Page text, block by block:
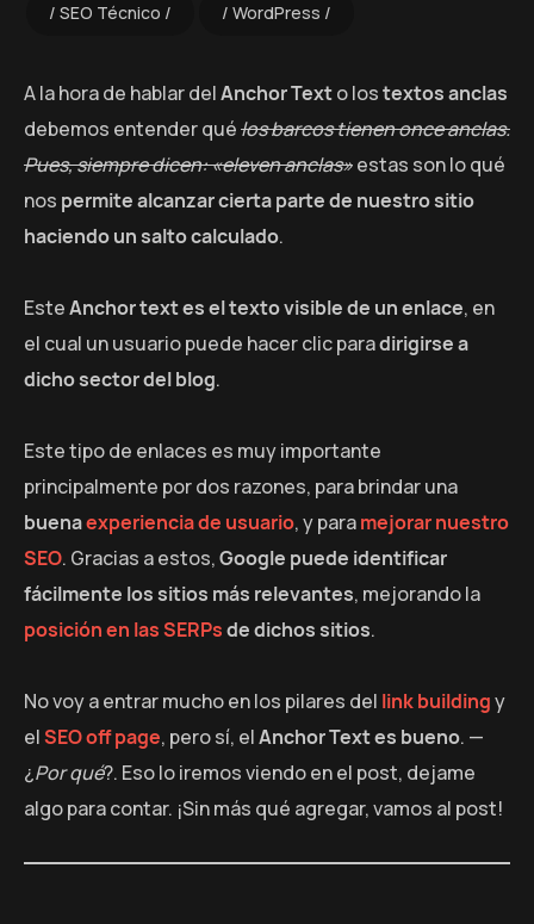
SEO Técnico WordPress
A la hora de hablar delAnchor Texto lostextos anclas
debemos entender quélos barcos tienen once anclas.
Pues, siempre dicen: «eleven anclas»estas son lo qué
nos permite alcanzar cierta parte de nuestro sitio
haciendo un salto calculado.
EsteAnchor text es el texto visible de un enlace, en
el cual un usuario puede hacer clic paradirigirse a
dicho sector del blog.
Este tipo de enlaces es muy importante
principalmente por dos razones, para brindar una
buenaexperiencia de usuario, y paramejorar nuestro
SEO. Gracias a estos,Google puede identificar
fácilmente los sitios más relevantes, mejorando la
posición en las SERPsde dichos sitios.
No voy a entrar mucho en los pilares del link buildingy
elSEO off page, pero sí, elAnchor Text es bueno. —
¿Por qué?. Eso lo iremos viendo en el post, dejame
algo para contar. ¡Sin más qué agregar, vamos al post!